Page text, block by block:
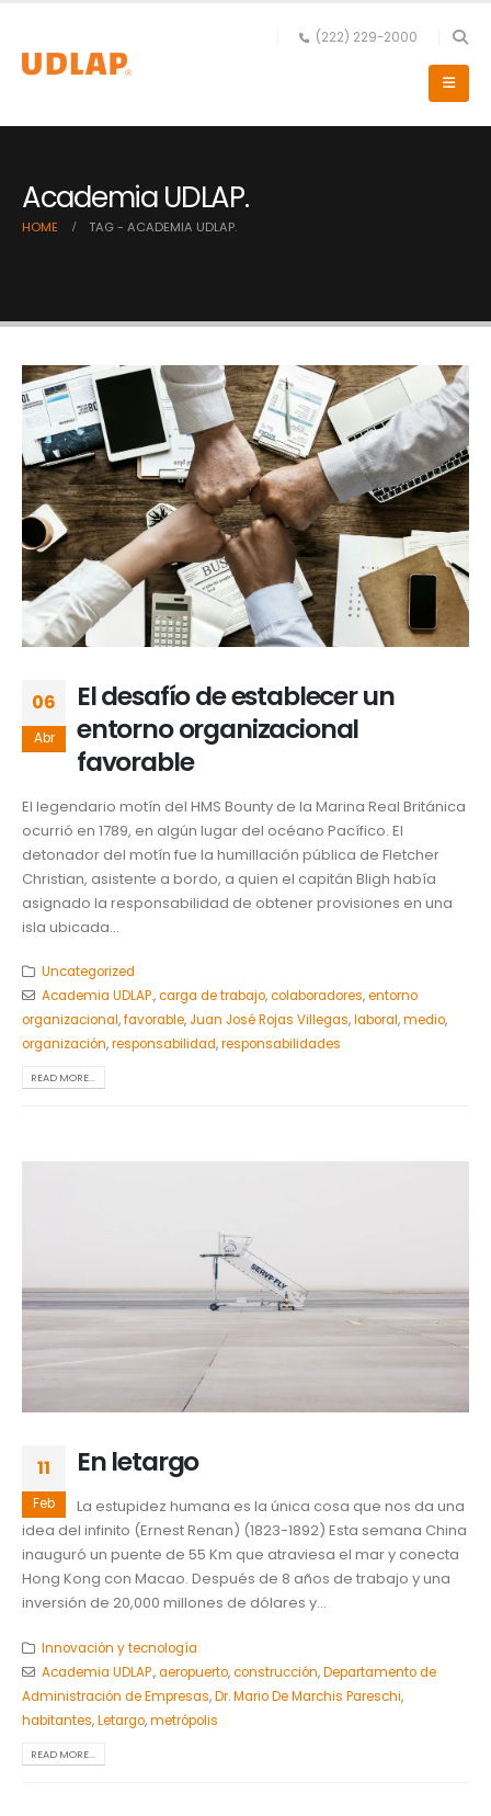
(222) 229-2000
Academia UDLAP.
HOME TAG - ACADEMIA UDLAP.
06
Abr
El desafío de establecer un
entorno organizacional
favorable
El legendario motín del HMS Bounty de la Marina Real Británica
ocurrió en 1789, en algún lugar del océano Pacífico. El
detonador del motín fue la humillación pública de Fletcher
Christian, asistente a bordo, a quien el capitán Bligh había
asignado la responsabilidad de obtener provisiones en una
isla ubicada...
Uncategorized
Academia UDLAP.,carga de trabajo,colaboradores,entorno
organizacional,favorable, Juan José Rojas Villegas,laboral,medio,
organización,responsabilidad,responsabilidades
READ MORE...
11
Feb
En letargo
La estupidez humana es la única cosa que nos da una
idea del infinito (Ernest Renan) (1823-1892) Esta semana China
inauguró un puente de 55 Km que atraviesa el mar y conecta
Hong Kong con Macao. Después de 8 años de trabajo y una
inversión de 20,000 millones de dólares y...
Innovación y tecnología
Academia UDLAP.,aeropuerto,construcción,Departamento de
Administración de Empresas,Dr. Mario De Marchis Pareschi,
habitantes,Letargo,metrópolis
READ MORE...